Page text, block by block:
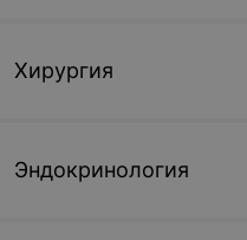
Хирургия
Эндокринология